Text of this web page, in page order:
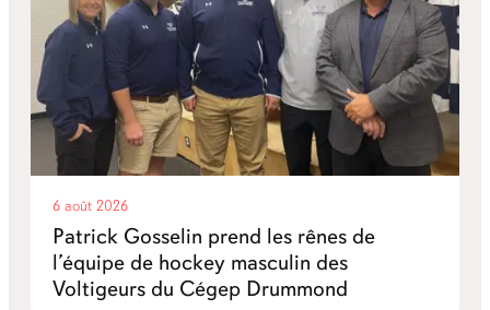
6 août 2026
Patrick Gosselin prend les rênes de
l’équipe de hockey masculin des
Voltigeurs du Cégep Drummond